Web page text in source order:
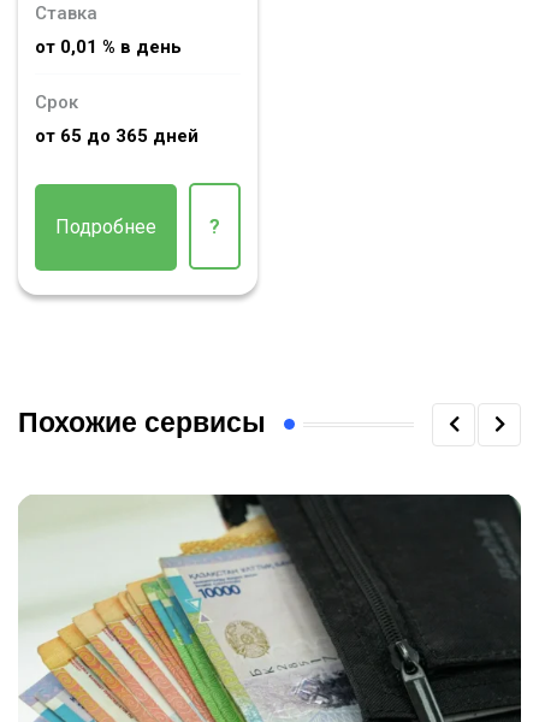
Ставка
от 0,01 % в день
Срок
от 65 до 365 дней
Подробнее ?
Похожие сервисы